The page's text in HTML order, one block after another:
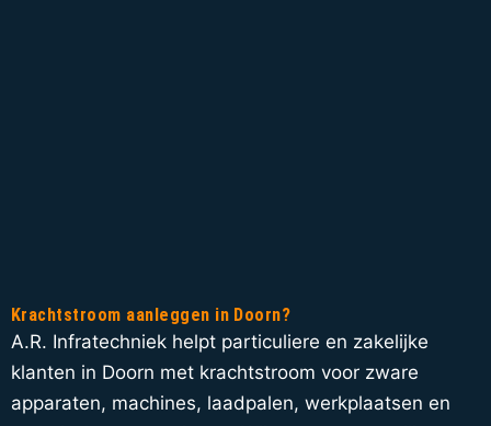
Krachtstroom aanleggen in Doorn?
A.R. Infratechniek helpt particuliere en zakelijke
klanten in Doorn met krachtstroom voor zware
apparaten, machines, laadpalen, werkplaatsen en